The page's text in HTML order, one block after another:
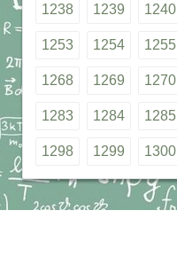
1238 1239 1240
1253 1254 1255
1268 1269 1270
1283 1284 1285
1298 1299 1300